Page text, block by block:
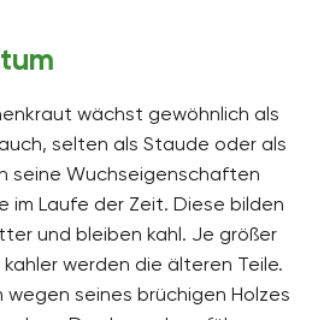
wächst gewöhnlich als
selten als Staude oder als
seine Wuchseigenschaften
im Laufe der Zeit. Diese bilden
und bleiben kahl. Je größer
werden die älteren Teile.
seines brüchigen Holzes